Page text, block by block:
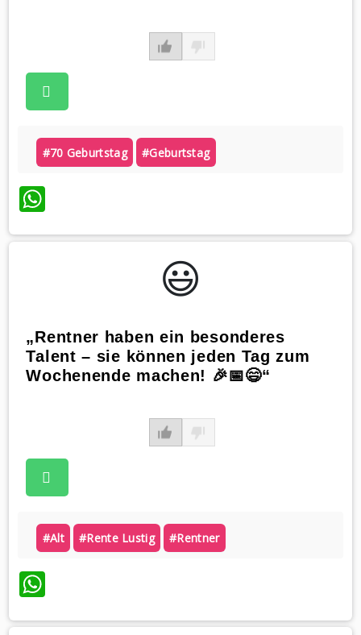
#70 Geburtstag #geburtstag
WhatsApp
😃️
„Rentner haben ein besonderes
Talent – sie können jeden Tag zum
Wochenende machen! 🎉📅😄“
#alt #rente Lustig #rentner
WhatsApp